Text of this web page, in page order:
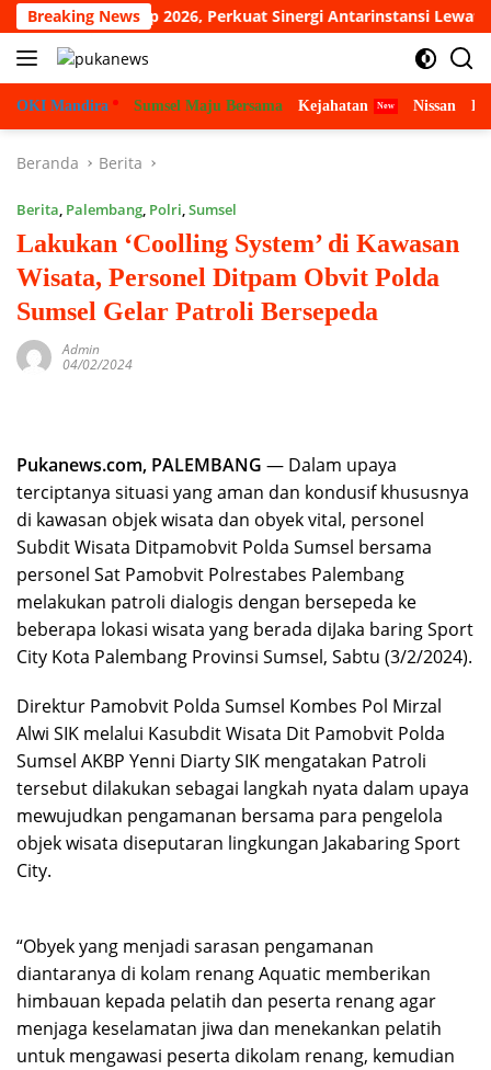
Langsung
ke
konten
Breaking News
Logistik Cup 2026, Perkuat Sinergi Antarinstansi Lewat Mini
OKI Mandira Sumsel Maju Bersama Kejahatan Nissan
Beranda Berita
Berita, Palembang, Polri,Sumsel
Lakukan ‘Coolling System’ di Kawasan
Wisata, Personel Ditpam Obvit Polda
Sumsel Gelar Patroli Bersepeda
Admin
04/02/2024
Pukanews.com, PALEMBANG — Dalam upaya
terciptanya situasi yang aman dan kondusif khususnya
di kawasan objek wisata dan obyek vital, personel
Subdit Wisata Ditpamobvit Polda Sumsel bersama
personel Sat Pamobvit Polrestabes Palembang
melakukan patroli dialogis dengan bersepeda ke
beberapa lokasi wisata yang berada diJaka baring Sport
City Kota Palembang Provinsi Sumsel, Sabtu (3/2/2024).
Direktur Pamobvit Polda Sumsel Kombes Pol Mirzal
Alwi SIK melalui Kasubdit Wisata Dit Pamobvit Polda
Sumsel AKBP Yenni Diarty SIK mengatakan Patroli
tersebut dilakukan sebagai langkah nyata dalam upaya
mewujudkan pengamanan bersama para pengelola
objek wisata diseputaran lingkungan Jakabaring Sport
City.
“Obyek yang menjadi sarasan pengamanan
diantaranya di kolam renang Aquatic memberikan
himbauan kepada pelatih dan peserta renang agar
menjaga keselamatan jiwa dan menekankan pelatih
untuk mengawasi peserta dikolam renang, kemudian